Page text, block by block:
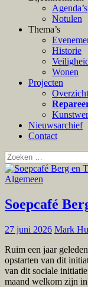
Agenda’s
Notulen
Thema’s
Historie
Wonen
Projecten
Nieuwsarchief
Contact
Zoeken
naar:
Algemeen
Soepcafé
27 juni 2026 Mark
Ruim een jaar
opstarten van dit
van dit sociale
maand welkom zijn